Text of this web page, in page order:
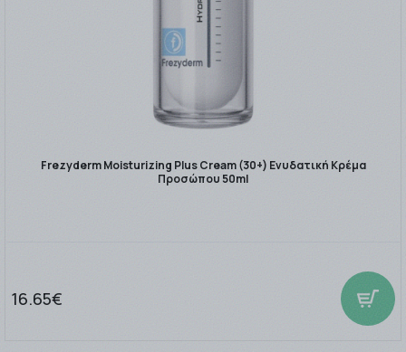
Frezyderm Moisturizing Plus Cream (30+) Ενυδατική Κρέμα
Προσώπου 50ml
16.65€